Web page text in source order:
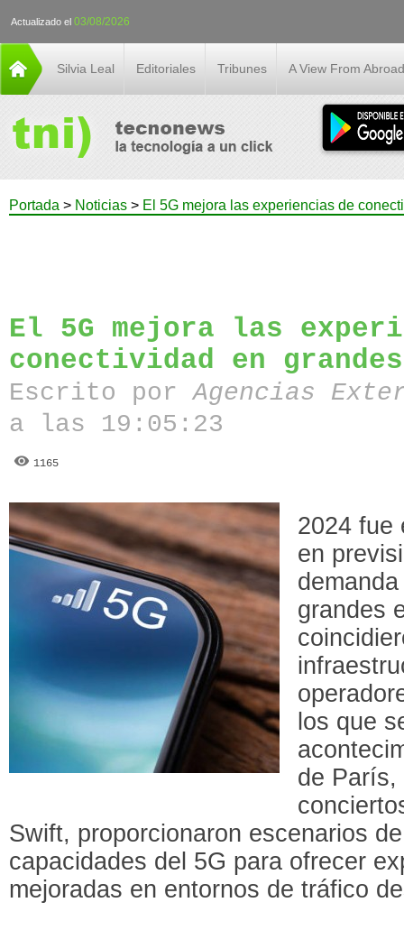
Actualizado el 03/08/2026
Silvia Leal Editoriales Tribunes A View From Abroad
Portada > Noticias > El 5G mejora las experiencias de
El 5G mejora las
conectividad en
Escrito porAgencias
a las 19:05:23
1165
2024 fue
en
grandes
los que
de París,
Swift, proporcionaron escenarios
capacidades del 5G para ofrecer
mejoradas en entornos de tráfico